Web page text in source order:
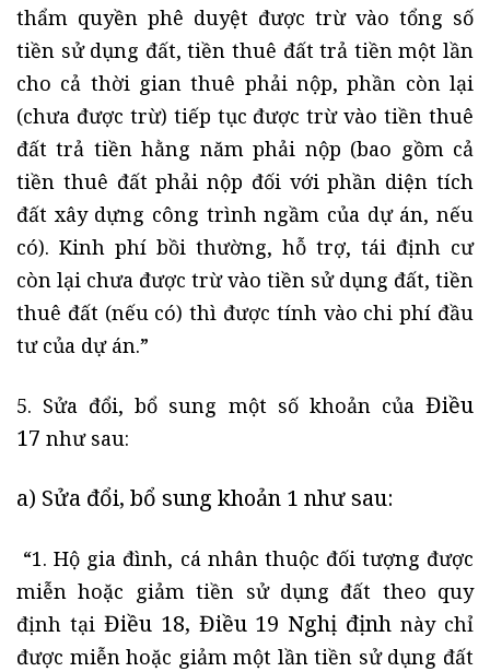
thẩm quyền phê duyệt được trừ vào tổng số
tiền sử dụng đất, tiền thuê đất trả tiền một lần
cho cả thời gian thuê phải nộp, phần còn lại
(chưa được trừ) tiếp tục được trừ vào tiền thuê
đất trả tiền hằng năm phải nộp (bao gồm cả
tiền thuê đất phải nộp đối với phần diện tích
đất xây dựng công trình ngầm của dự án, nếu
có). Kinh phí bồi thường, hỗ trợ, tái định cư
còn lại chưa được trừ vào tiền sử dụng đất, tiền
thuê đất (nếu có) thì được tính vào chi phí đầu
tư của dự án.”
5. Sửa đổi, bổ sung một số khoản của Điều
17 như sau:
a) Sửa đổi, bổ sung khoản 1 như sau:
“1. Hộ gia đình, cá nhân thuộc đối tượng được
miễn hoặc giảm tiền sử dụng đất theo quy
định tại Điều 18, Điều 19 Nghị định này chỉ
được miễn hoặc giảm một lần tiền sử dụng đất